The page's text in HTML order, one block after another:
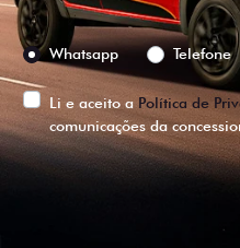
Preferência de contato:
Whatsapp
Telefone
Li e aceito a Política de
comunicações da